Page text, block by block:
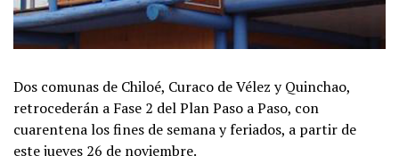
Dos comunas de Chiloé, Curaco de Vélez y Quinchao,
retrocederán a Fase 2 del Plan Paso a Paso, con
cuarentena los fines de semana y feriados, a partir de
este jueves 26 de noviembre.